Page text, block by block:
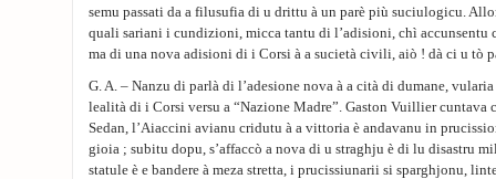
semu passati da a filusufia di u drittu à un parè più suciulogicu.
quali sariani i cundizioni, micca tantu di l’adisioni, chì accunsentu
ma di una nova adisioni di i Corsi à a sucietà civili, aiò ! dà ci u tò
G. A. – Nanzu di parlà di l’adesione nova à a cità di dumane,
lealità di i Corsi versu a “Nazione Madre”. Gaston Vuillier cuntava
Sedan, l’Aiaccini avianu cridutu à a vittoria è andavanu in
gioia ; subitu dopu, s’affaccò a nova di u straghju è di lu disastru
statule è e bandere à meza stretta, i prucissiunarii si sparghjonu,